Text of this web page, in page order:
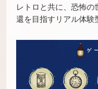
レトロと共に、恐怖
還を目指すリアル体験